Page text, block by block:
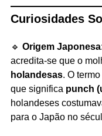
Curiosidades
🔹 Origem
acredita-se que o
holandesas. O termo
que significa punch
holandeses
para o Japão no